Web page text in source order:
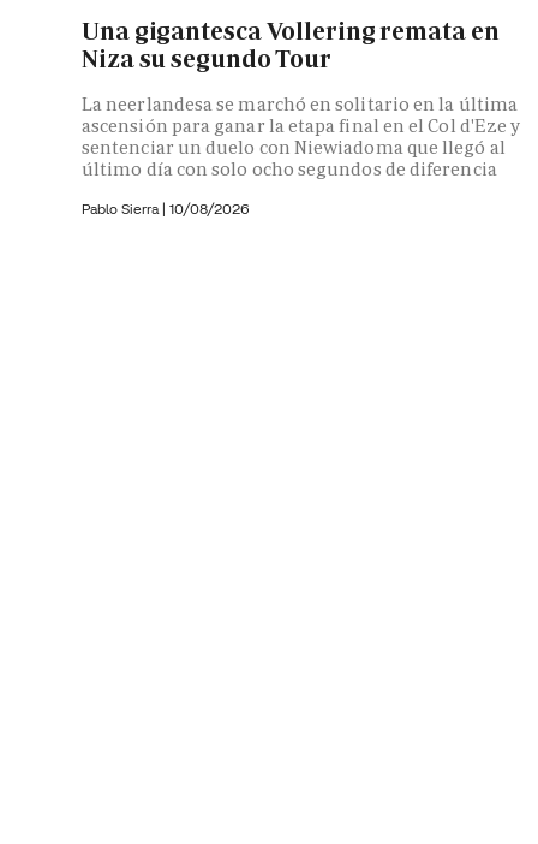
Una gigantesca Vollering remata en
Niza su segundo Tour
La neerlandesa se marchó en solitario en la última
ascensión para ganar la etapa final en el Col d'Eze y
sentenciar un duelo con Niewiadoma que llegó al
último día con solo ocho segundos de diferencia
Pablo Sierra | 10/08/2026